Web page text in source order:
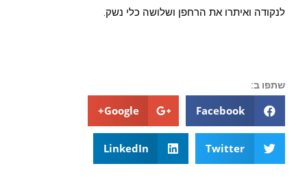
לנקודה ואיתרו את הרחפן ושלושה כלי נשק.
שתפו ב:
Facebook
Google+
Twitter
LinkedIn